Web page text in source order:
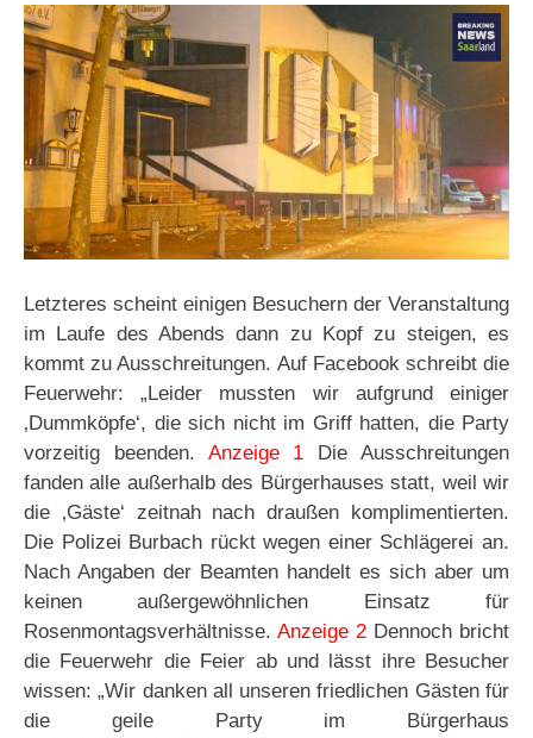
Letzteres scheint einigen Besuchern der Veranstaltung
im Laufe des Abends dann zu Kopf zu steigen, es
kommt zu Ausschreitungen. Auf Facebook schreibt die
Feuerwehr: „Leider mussten wir aufgrund einiger
‚Dummköpfe‘, die sich nicht im Griff hatten, die Party
vorzeitig beenden. Anzeige 1 Die Ausschreitungen
fanden alle außerhalb des Bürgerhauses statt, weil wir
die ‚Gäste‘ zeitnah nach draußen komplimentierten.
Die Polizei Burbach rückt wegen einer Schlägerei an.
Nach Angaben der Beamten handelt es sich aber um
keinen außergewöhnlichen Einsatz für
Rosenmontagsverhältnisse. Anzeige 2 Dennoch bricht
die Feuerwehr die Feier ab und lässt ihre Besucher
wissen: „Wir danken all unseren friedlichen Gästen für
die geile Party im Bürgerhaus